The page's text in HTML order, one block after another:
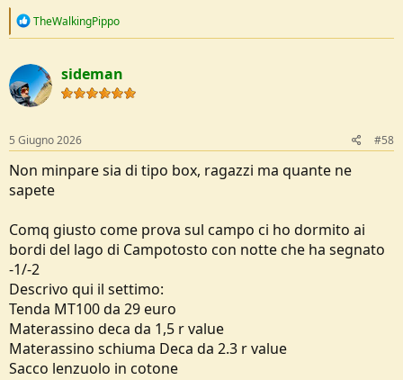
R
c
t
i
o
s
:
TheWalkingPippo
sideman
5 Giugno 2026 #58
Non minpare sia di tipo box, ragazzi ma quante ne
sapete
Comq giusto come prova sul campo ci ho dormito ai
bordi del lago di Campotosto con notte che ha segnato
-1/-2
Descrivo qui il settimo:
Tenda MT100 da 29 euro
Materassino deca da 1,5 r value
Materassino schiuma Deca da 2.3 r value
Sacco lenzuolo in cotone